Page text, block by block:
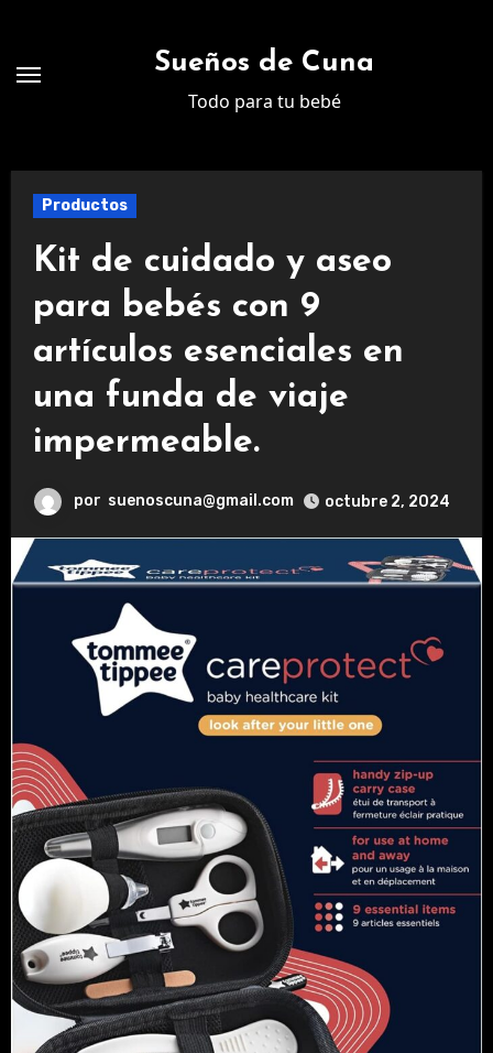
contenido
Sueños de Cuna
Todo para tu bebé
Productos
Kit de cuidado y aseo
para bebés con 9
artículos esenciales en
una funda de viaje
impermeable.
por suenoscuna@gmail.com octubre 2, 2024